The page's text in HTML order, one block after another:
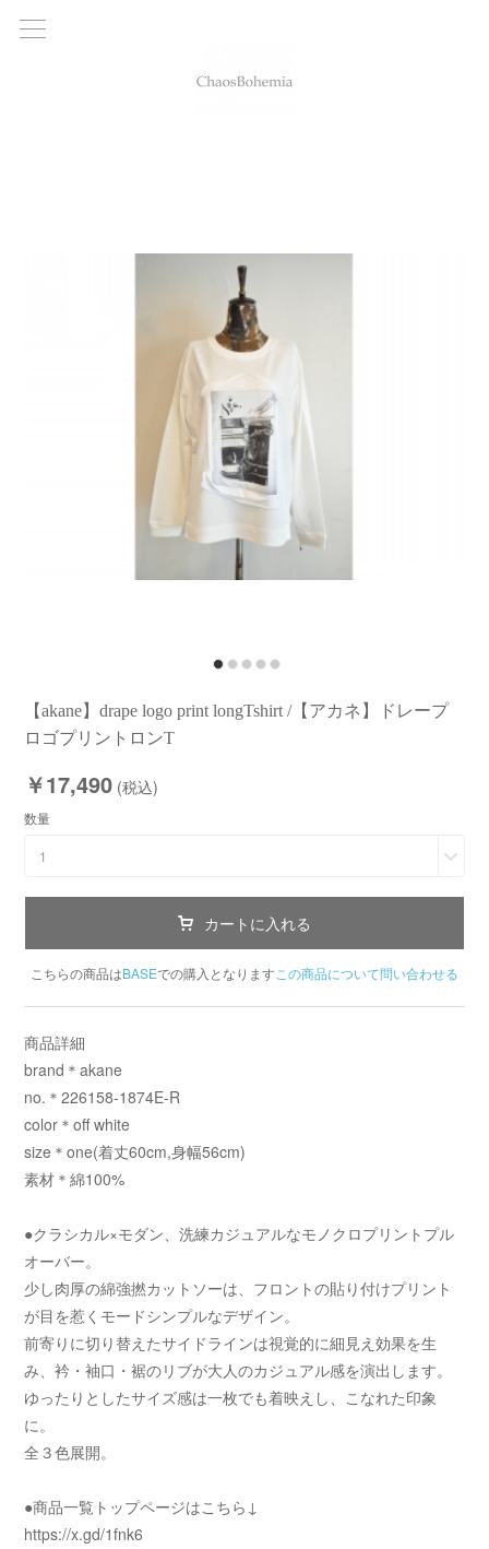
【akane】drape logo print longTshirt /【アカネ】ドレープ
ロゴプリントロンT
￥17,490 (税込)
数量
1
カートに入れる
こちらの商品はBASEでの購入となります この商品について問い合わせる
商品詳細
brand＊akane
no.＊226158-1874E-R
color＊off white
size＊one(着丈60cm,身幅56cm)
素材＊綿100%
●クラシカル×モダン、洗練カジュアルなモノクロプリントプル
オーバー。
少し肉厚の綿強撚カットソーは、フロントの貼り付けプリント
が目を惹くモードシンプルなデザイン。
前寄りに切り替えたサイドラインは視覚的に細見え効果を生
み、衿・袖口・裾のリブが大人のカジュアル感を演出します。
ゆったりとしたサイズ感は一枚でも着映えし、こなれた印象
に。
全３色展開。
●商品一覧トップページはこちら↓
https://x.gd/1fnk6